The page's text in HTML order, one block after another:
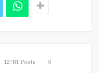
12781 Posts
0